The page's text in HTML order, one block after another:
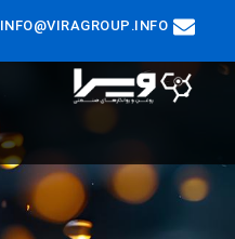
INFO@VIRAGROUP.INFO